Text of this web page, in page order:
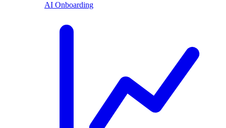
AI Onboarding